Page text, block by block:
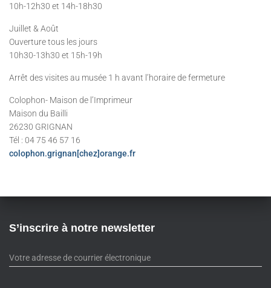
10h-12h30 et 14h-18h30
Juillet & Août
Ouverture tous les jours
10h30-13h30 et 15h-19h
Arrêt des visites au musée 1 h avant l’horaire de fermeture
Colophon- Maison de l’Imprimeur
Maison du Bailli
26230 GRIGNAN
Tél : 04 75 46 57 16
colophon.grignan[chez]orange.fr
S’inscrire à notre newsletter